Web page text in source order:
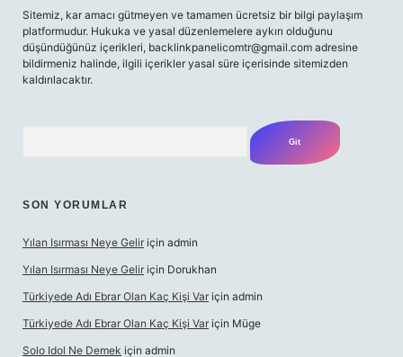
Sitemiz, kar amacı gütmeyen ve tamamen ücretsiz bir bilgi paylaşım
platformudur. Hukuka ve yasal düzenlemelere aykırı olduğunu
düşündüğünüz içerikleri, backlinkpanelicomtr@gmail.com adresine
bildirmeniz halinde, ilgili içerikler yasal süre içerisinde sitemizden
kaldırılacaktır.
SON YORUMLAR
Yılan Isırması Neye Gelir için admin
Yılan Isırması Neye Gelir için Dorukhan
Türkiyede Adı Ebrar Olan Kaç Kişi Var için admin
Türkiyede Adı Ebrar Olan Kaç Kişi Var için Müge
Solo Idol Ne Demek için admin